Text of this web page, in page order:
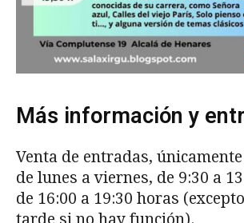
Más información y
Venta de entradas,
de lunes a viernes, de 9:30 a
de 16:00 a 19:30 horas